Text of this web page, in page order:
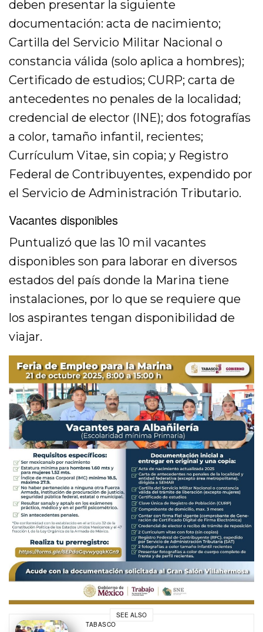
deben presentar la siguiente
documentación: acta de nacimiento;
Cartilla del Servicio Militar Nacional o
constancia válida (solo aplica a hombres);
Certificado de estudios; CURP; carta de
antecedentes no penales de la localidad;
credencial de elector (INE); dos fotografías
a color, tamaño infantil, recientes;
Currículum Vitae, sin copia; y Registro
Federal de Contribuyentes, expendido por
el Servicio de Administración Tributario.
Vacantes disponibles
Puntualizó que las 10 mil vacantes
disponibles son para laborar en diversos
estados del país donde la Marina tiene
instalaciones, por lo que se requiere que
los aspirantes tengan disponibilidad de
viajar.
SEE ALSO
TABASCO